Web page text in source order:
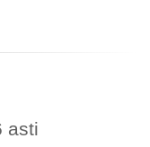
asti